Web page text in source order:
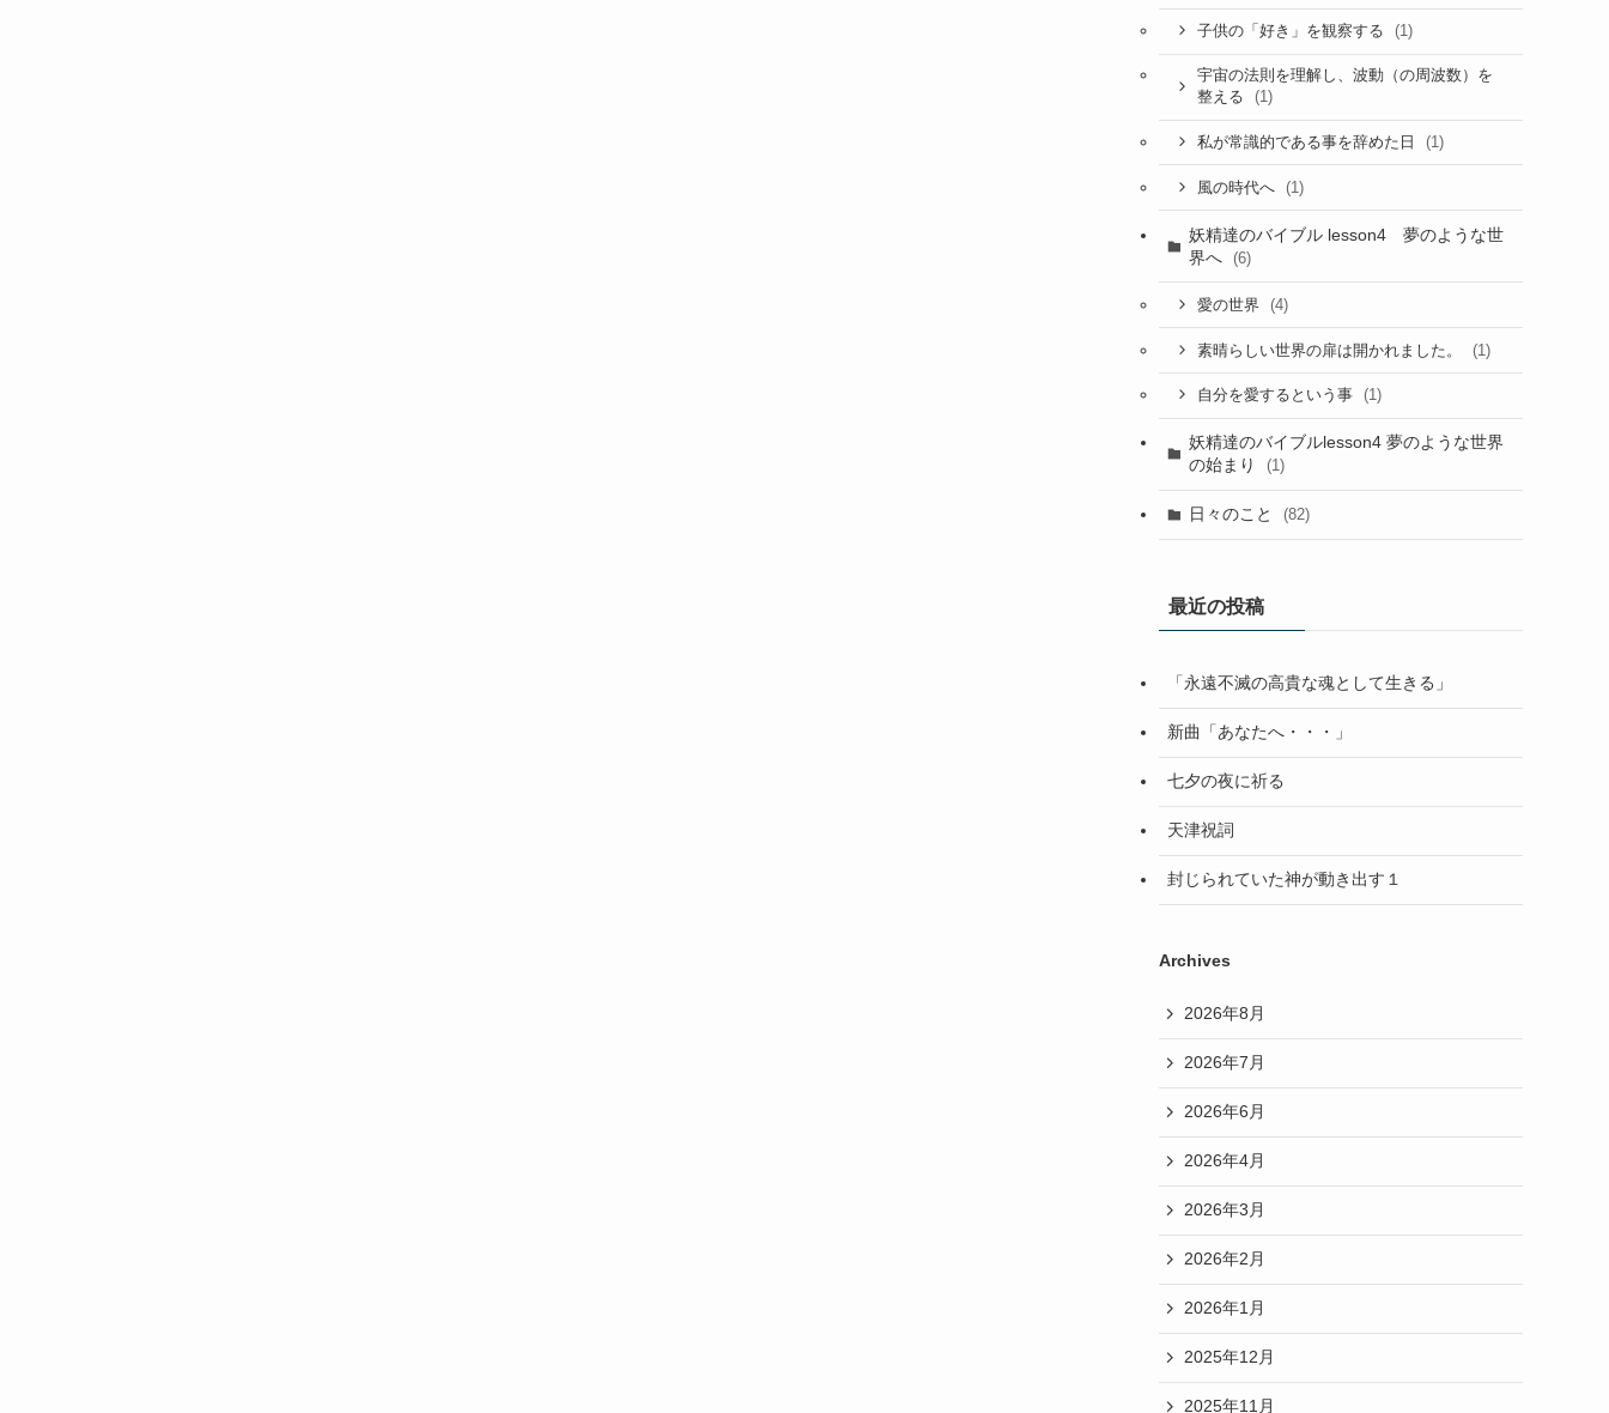
子供の「好き」を観察する (1)
宇宙の法則を理解し、波動（の周波数）を
整える
(1)
私が常識的である事を辞めた日 (1)
風の時代へ (1)
妖精達のバイブル lesson4 夢のような世
界へ (6)
愛の世界 (4)
素晴らしい世界の扉は開かれました。 (1)
自分を愛するという事 (1)
妖精達のバイブルlesson4 夢のような世界
の始まり
(1)
日々のこと (82)
最近の投稿
「永遠不滅の高貴な魂として生きる」
新曲「あなたへ・・・」
七夕の夜に祈る
天津祝詞
封じられていた神が動き出す１
Archives
2026年8月
2026年7月
2026年6月
2026年4月
2026年3月
2026年2月
2026年1月
2025年12月
2025年11月